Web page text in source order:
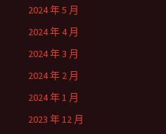
2024 年 5 月
2024 年 4 月
2024 年 3 月
2024 年 2 月
2024 年 1 月
2023 年 12 月